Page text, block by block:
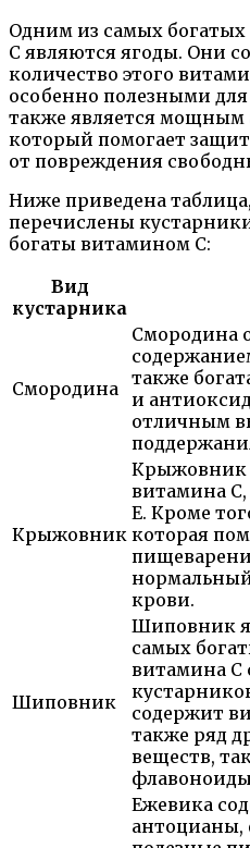
Одним из самых
С являются ягоды. Они
количество этого
особенно полезными
также является мощным
который помогает
от повреждения
Ниже приведена
перечислены
богаты витамином С:
Вид
кустарника
Смородина
Смородина
также
и
отличным
Крыжовник
Крыжовник
витамина
Е. Кроме
которая
нормальный
крови.
Шиповник
Шиповник
самых
витамина С
содержит
также ряд
веществ,
Ежевика
антоцианы,